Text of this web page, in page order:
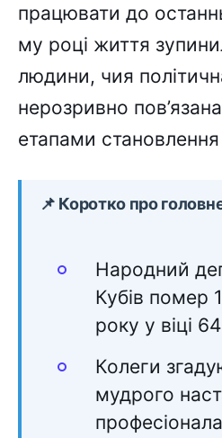
працювати до
му році життя
людини, чия
нерозривно
етапами
📌 Коротко про
Народний
Кубів помер
року у віці
Колеги
мудрого